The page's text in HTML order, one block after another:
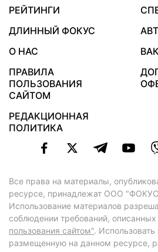
РЕЙТИНГИ
ДЛИННЫЙ ФОКУС
О НАС
ПРАВИЛА
ПОЛЬЗОВАНИЯ
САЙТОМ
РЕДАКЦИОННАЯ
ПОЛИТИКА
Все права на материалы,
ресурсе, принадлежат ООО
Использование материалов
соблюдении требований, описанных
пользования сайтом".
размещенную на данном ресурсе,